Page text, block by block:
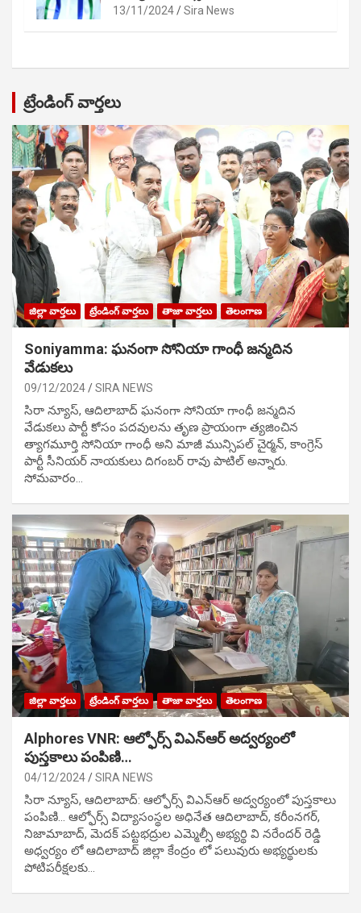
13/11/2024 Sira News
ట్రేండింగ్ వార్తలు
జిల్లా వార్తలు ట్రేండింగ్ వార్తలు తాజా వార్తలు తెలంగాణ
Soniyamma: ఘ‌నంగా సోనియా గాంధీ జ‌న్మ‌దిన
వేడుక‌లు
09/12/2024 SIRA NEWS
సిరా న్యూస్, ఆదిలాబాద్ ఘ‌నంగా సోనియా గాంధీ జ‌న్మ‌దిన
వేడుక‌లు పార్టీ కోసం ప‌ద‌వుల‌ను తృణ ప్రాయంగా త్య‌జించిన
త్యాగమూర్తి సోనియా గాంధీ అని మాజీ మున్సిప‌ల్ చైర్మ‌న్, కాంగ్రెస్
పార్టీ సీనియ‌ర్ నాయ‌కులు దిగంబ‌ర్ రావు పాటిల్ అన్నారు.
సోమవారం…
జిల్లా వార్తలు ట్రేండింగ్ వార్తలు తాజా వార్తలు తెలంగాణ
Alphores VNR: ఆల్ఫోర్స్ విఎన్ఆర్ అద్వర్యంలో
పుస్తకాలు పంపిణి…
04/12/2024 SIRA NEWS
సిరా న్యూస్, ఆదిలాబాద్: ఆల్ఫోర్స్ విఎన్ఆర్ అద్వర్యంలో పుస్తకాలు
పంపిణి… ఆల్ఫోర్స్ విద్యాసంస్థల అధినేత ఆదిలాబాద్, కరీంనగర్,
నిజామాబాద్, మెదక్ పట్టభద్రుల ఎమ్మెల్సీ అభ్యర్థి వి నరేందర్ రెడ్డి
అధ్వర్యం లో ఆదిలాబాద్ జిల్లా కేంద్రం లో పలువురు అభ్యర్థులకు
పోటిప‌రీక్ష‌ల‌కు…